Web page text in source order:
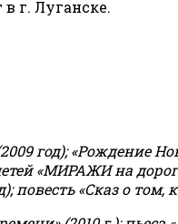
в г. Луганске.
год); «Рождение
«МИРАЖИ на
повесть «Сказ о том,